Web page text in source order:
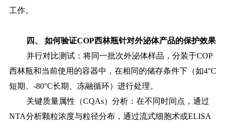
工作。
四、 如何验证COP西林瓶针对外泌体产品的保护效果
并行对比测试：将同一批次外泌体样品，分装于COP
西林瓶和当前使用的容器中，在相同的储存条件下（如4°C
短期、-80°C长期、冻融循环）进行处理。
关键质量属性（CQAs）分析：在不同时间点，通过
NTA分析颗粒浓度与粒径分布，通过流式细胞术或ELISA